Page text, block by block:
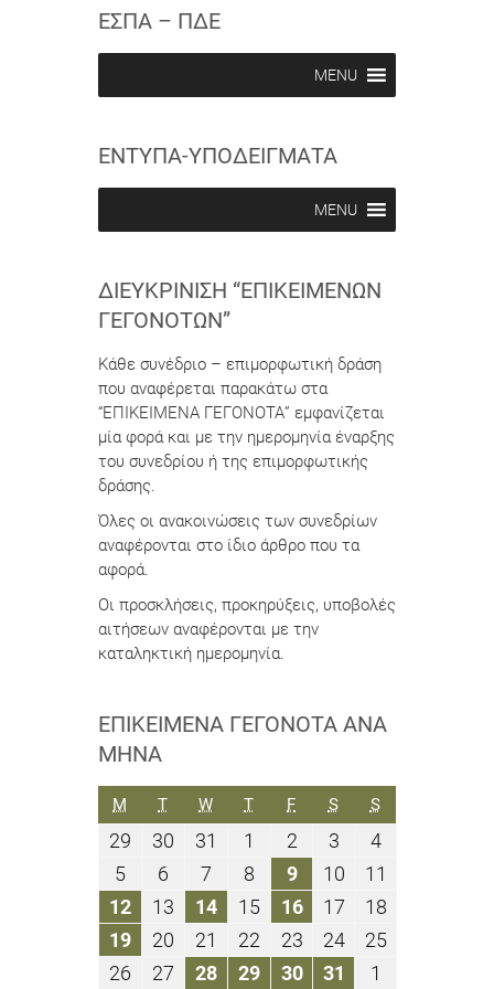
r
r
ΕΣΠΑ – ΠΔΕ
MENU
ΕΝΤΥΠΑ-ΥΠΟΔΕΙΓΜΑΤΑ
MENU
ΔΙΕΥΚΡΊΝΙΣΗ “ΕΠΙΚΕΊΜΕΝΩΝ
ΓΕΓΟΝΌΤΩΝ”
Κάθε συνέδριο – επιμορφωτική δράση
που αναφέρεται παρακάτω στα
“ΕΠΙΚΕΙΜΕΝΑ ΓΕΓΟΝΟΤΑ” εμφανίζεται
μία φορά και με την ημερομηνία έναρξης
του συνεδρίου ή της επιμορφωτικής
δράσης.
Όλες οι ανακοινώσεις των συνεδρίων
αναφέρονται στο ίδιο άρθρο που τα
αφορά.
Οι προσκλήσεις, προκηρύξεις, υποβολές
αιτήσεων αναφέρονται με την
καταληκτική ημερομηνία.
ΕΠΙΚΕΊΜΕΝΑ ΓΕΓΟΝΌΤΑ ΑΝΆ
ΜΉΝΑ
M ΔΕΥΤΈΡΑ
TΤΡΊΤΗ
WΤΕΤΆΡΤΗ
TΠΈΜΠΤΗ
FΠΑΡΑΣΚΕΥΉ
SΣΆΒΒΑΤΟ
SΚΥΡΙΑΚΉ
29
Ιουλίου
2019
30
Ιουλίου
2019
31
Ιουλίου
2019
1
Αυγούστου
2019
22
Αυγούστου
2019
33
Αυγούστου
2019
44
Αυγούστου
2019
55
Αυγούστου
2019
6
Αυγούστου
2019
7
Αυγούστου
2019
8
Αυγούστου
2019
99
Αυγούστου
2019
1010
Αυγούστου
2019
11
Αυγούστου
2019
1212
Αυγούστου
2019
13
Αυγούστου
2019
1414
Αυγούστου
2019
1515
Αυγούστου
2019
1616
Αυγούστου
2019
1717
Αυγούστου
2019
1818
Αυγούστου
2019
1919
Αυγούστου
20
Αυγούστου
21
Αυγούστου
22
Αυγούστου
2323
Αυγούστου
2424
Αυγούστου
2525
26 27 2828 2929 303031 1